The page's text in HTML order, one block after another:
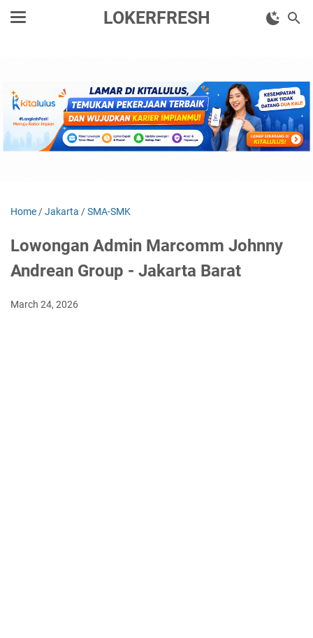
LOKERFRESH
Home /Jakarta /SMA-SMK
Lowongan Admin Marcomm Johnny
Andrean Group - Jakarta Barat
March 24, 2026